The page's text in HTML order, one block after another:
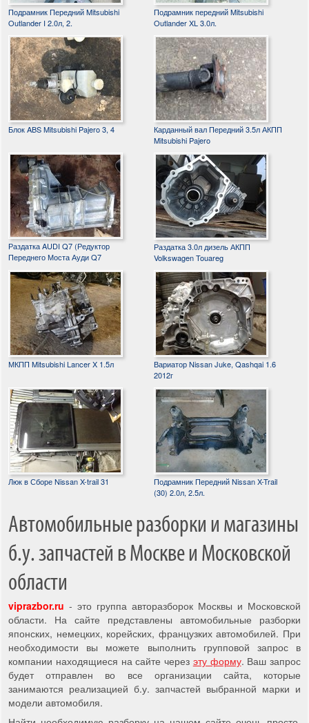
Подрамник Передний Mitsubishi
Outlander I 2.0л, 2.
Подрамник передний Mitsubishi
Outlander XL 3.0л.
Блок ABS Mitsubishi Pajero 3, 4
Карданный вал Передний 3.5л АКПП
Mitsubishi Pajero
Раздатка AUDI Q7 (Редуктор
Переднего Моста Ауди Q7
Раздатка 3.0л дизель АКПП
Volkswagen Touareg
МКПП Mitsubishi Lancer X 1.5л
Вариатор Nissan Juke, Qashqai 1.6
2012г
Люк в Сборе Nissan X-trail 31
Подрамник Передний Nissan X-Trail
(30) 2.0л, 2.5л.
Автомобильные разборки и магазины
б.у. запчастей в Москве и Московской
области
viprazbor.ru - это группа авторазборок Москвы и Московской
области. На сайте представлены автомобильные разборки
японских, немецких, корейских, французких автомобилей. При
необходимости вы можете выполнить групповой запрос в
компании находящиеся на сайте через эту форму. Ваш запрос
будет отправлен во все организации сайта, которые
занимаются реализацией б.у. запчастей выбранной марки и
модели автомобиля.